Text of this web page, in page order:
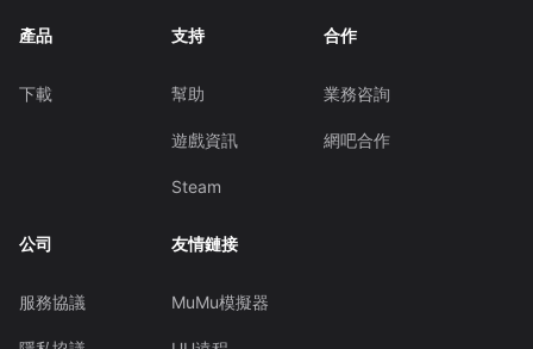
產品
下載
支持
幫助
遊戲資訊
Steam
合作
業務咨詢
網吧合作
公司
服務協議
友情鏈接
MuMu模擬器